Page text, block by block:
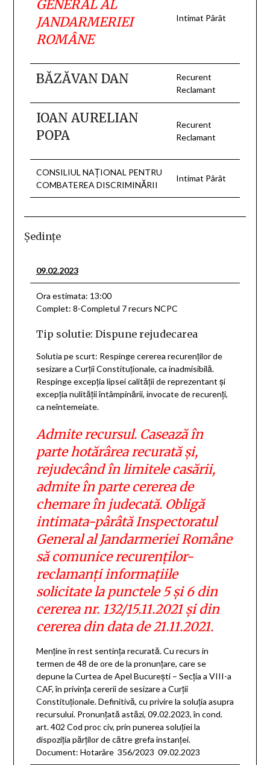
GENERAL AL
JANDARMERIEI
ROMÂNE
Intimat Pârât
BĂZĂVAN DAN
Recurent
Reclamant
IOAN AURELIAN
POPA
Recurent
Reclamant
CONSILIUL NAŢIONAL PENTRU
COMBATEREA DISCRIMINĂRII
Intimat Pârât
Şedinţe
09.02.2023
Ora estimata: 13:00
Complet: 8-Completul 7 recurs NCPC
Tip solutie: Dispune rejudecarea
Solutia pe scurt: Respinge cererea recurenţilor de
sesizare a Curţii Constituţionale, ca inadmisibilă.
Respinge excepţia lipsei calităţii de reprezentant şi
excepţia nulităţii întâmpinării, invocate de recurenţi,
ca neîntemeiate.
Admite recursul. Casează în
parte hotărârea recurată şi,
rejudecând în limitele casării,
admite în parte cererea de
chemare în judecată. Obligă
intimata-pârâtă Inspectoratul
General al Jandarmeriei Române
să comunice recurenţilor-
reclamanţi informaţiile
solicitate la punctele 5 şi 6 din
cererea nr. 132/15.11.2021 şi din
cererea din data de 21.11.2021.
Menţine în rest sentinţa recurată. Cu recurs in
termen de 48 de ore de la pronunţare, care se
depune la Curtea de Apel Bucureşti – Secţia a VIII-a
CAF, în privinţa cererii de sesizare a Curţii
Constituţionale. Definitivă, cu privire la soluţia asupra
recursului. Pronunţată astăzi, 09.02.2023, în cond.
art. 402 Cod proc civ, prin punerea soluţiei la
dispoziţia părţilor de către grefa instanţei.
Document: Hotarâre 356/2023 09.02.2023